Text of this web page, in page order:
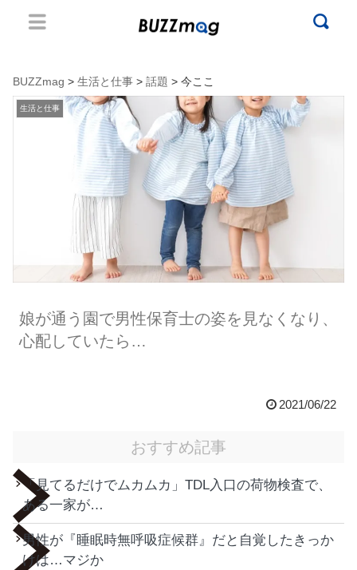
BUZZmag > 生活と仕事 > 話題 > 今ここ
生活と仕事
娘が通う園で男性保育士の姿を見なくなり、
心配していたら…
2021/06/22
おすすめ記事
「見てるだけでムカムカ」TDL入口の荷物検査で、
ある一家が…
男性が『睡眠時無呼吸症候群』だと自覚したきっか
けは…マジか